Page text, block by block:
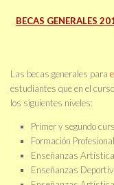
BECAS GENERALES
Las becas generales para
estudiantes que en el
los siguientes niveles:
Primer y segundo
Formación
Enseñanzas
Enseñanzas